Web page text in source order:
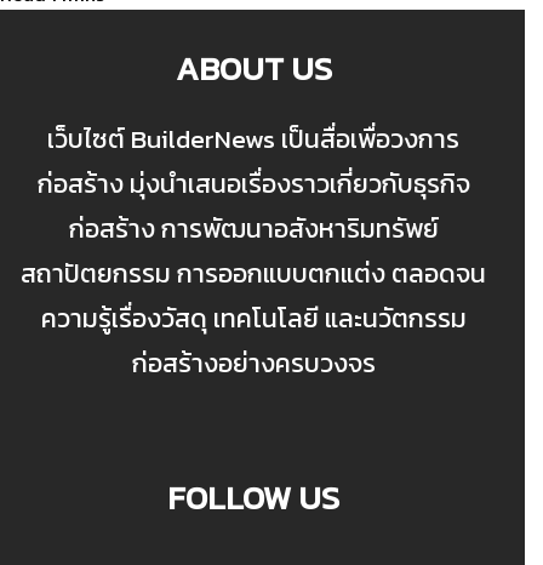
ABOUT US
เว็บไซต์ BuilderNews เป็นสื่อเพื่อวงการ
ก่อสร้าง มุ่งนำเสนอเรื่องราวเกี่ยวกับธุรกิจ
ก่อสร้าง การพัฒนาอสังหาริมทรัพย์
สถาปัตยกรรม การออกแบบตกแต่ง ตลอดจน
ความรู้เรื่องวัสดุ เทคโนโลยี และนวัตกรรม
ก่อสร้างอย่างครบวงจร
FOLLOW US